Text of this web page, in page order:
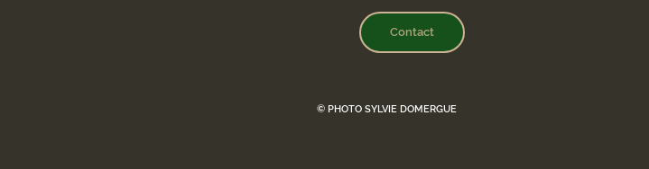
Contact
© PHOTO SYLVIE DOMERGUE